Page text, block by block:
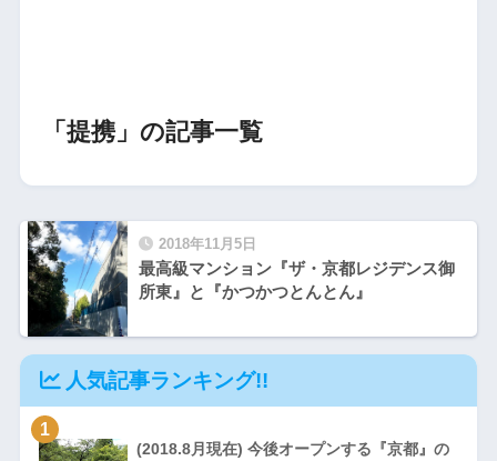
「提携」の記事一覧
2018年11月5日
最高級マンション『ザ・京都レジデンス御
所東』と『かつかつとんとん』
人気記事ランキング!!
1
(2018.8月現在) 今後オープンする『京都』の